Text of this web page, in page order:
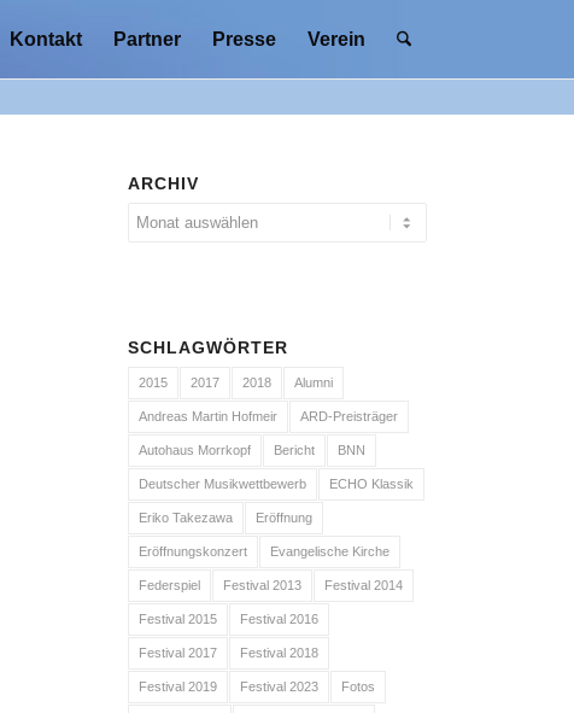
Kontakt Partner Presse Verein
ARCHIV
SCHLAGWÖRTER
2015 2017 2018 Alumni
Andreas Martin Hofmeir ARD-Preisträger
Autohaus Morrkopf Bericht BNN
Deutscher Musikwettbewerb ECHO Klassik
Eriko Takezawa Eröffnung
Eröffnungskonzert Evangelische Kirche
Federspiel Festival 2013 Festival 2014
Festival 2015 Festival 2016
Festival 2017 Festival 2018
Festival 2019 Festival 2023 Fotos